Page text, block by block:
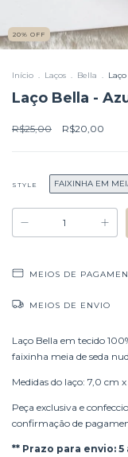
20% OFF
Início . Laços . Bella .
Laço Bella -
R$25,00 R$20,00
STYLE FAIXINHA EM
MEIOS DE
MEIOS DE ENVIO
Laço Bella em tecido
faixinha meia de seda
Medidas do laço: 7,0 cm
Peça exclusiva e
confirmação de
** Prazo para envio: